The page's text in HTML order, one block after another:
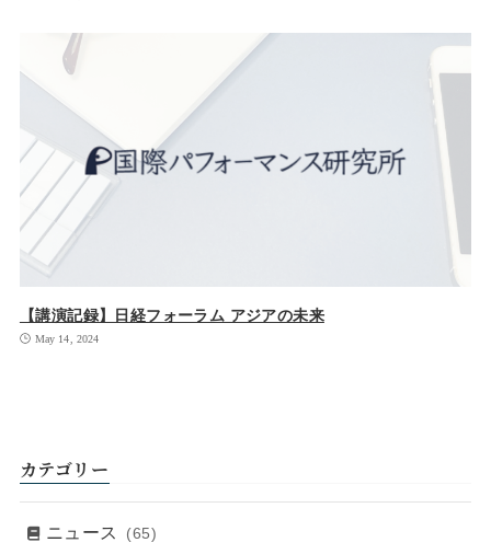
【講演記録】日経フォーラム アジアの未来
May 14, 2024
カテゴリー
ニュース (65)